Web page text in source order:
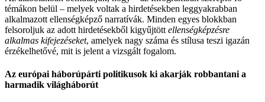
témákon belül – melyek voltak a hirdetésekben leggyakrabban
alkalmazott ellenségképző narratívák. Minden egyes blokkban
felsoroljuk az adott hirdetésekből kigyűjtött ellenségképzésre
alkalmas kifejezéseket, amelyek nagy száma és stílusa teszi igazán
érzékelhetővé, mit is jelent a vizsgált fogalom.
Az európai háborúpárti politikusok ki akarják robbantani a
harmadik világháborút